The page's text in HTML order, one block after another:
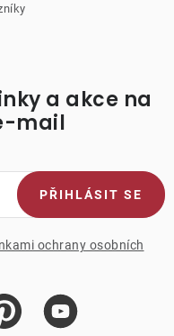
a akce na
mail
ochrany osobních
PŘIHLÁSIT SE